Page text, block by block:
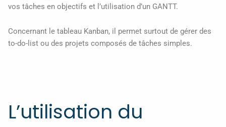
vos tâches en objectifs et l’utilisation d’un GANTT.
Concernant le tableau Kanban, il permet surtout de gérer des
to-do-list ou des projets composés de tâches simples.
L’utilisation du